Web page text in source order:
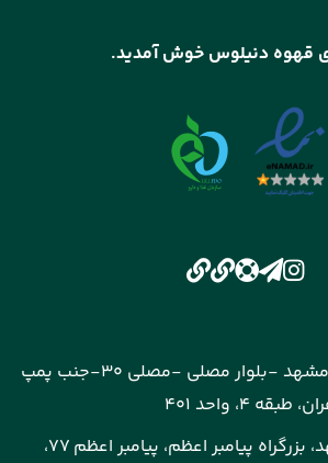
قهوه دنیلوس خوش آمدید.
آدرس دفتر مرکزی: مشهد -بلوار مصلی -مصلی 30-جنب پمپ
4، واحد 401
آدرس کارخانه: مشهد، بزرگراه پیامبر اعظم، پیامبر اعظم 77،